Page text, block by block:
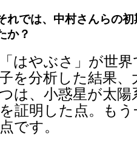
れでは、中村さんらの初
か？
はやぶさ」が世界
を分析した結果
は、小惑星が太
証明した点。も
です。